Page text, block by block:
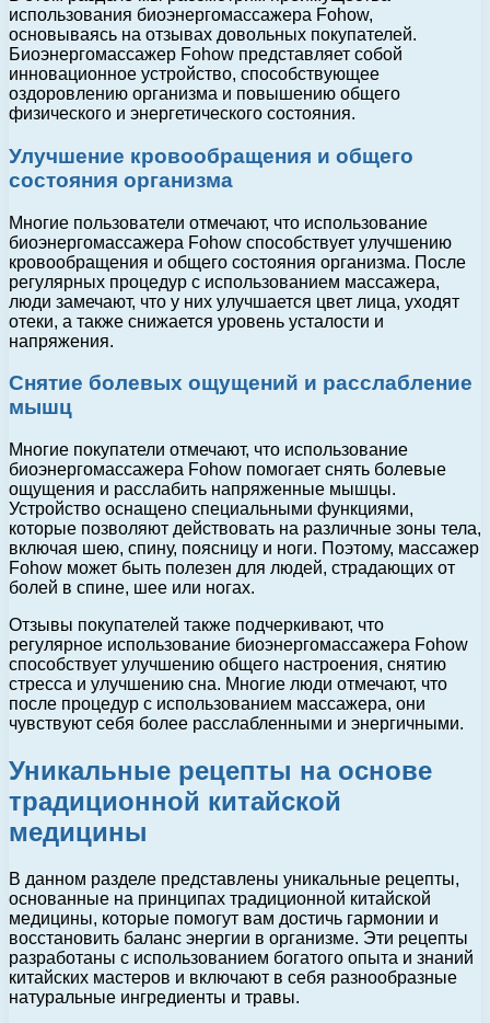
использования биоэнергомассажера Fohow,
основываясь на отзывах довольных покупателей.
Биоэнергомассажер Fohow представляет собой
инновационное устройство, способствующее
оздоровлению организма и повышению общего
физического и энергетического состояния.
Улучшение кровообращения и общего
состояния организма
Многие пользователи отмечают, что использование
биоэнергомассажера Fohow способствует улучшению
кровообращения и общего состояния организма. После
регулярных процедур с использованием массажера,
люди замечают, что у них улучшается цвет лица, уходят
отеки, а также снижается уровень усталости и
напряжения.
Снятие болевых ощущений и расслабление
мышц
Многие покупатели отмечают, что использование
биоэнергомассажера Fohow помогает снять болевые
ощущения и расслабить напряженные мышцы.
Устройство оснащено специальными функциями,
которые позволяют действовать на различные зоны тела,
включая шею, спину, поясницу и ноги. Поэтому, массажер
Fohow может быть полезен для людей, страдающих от
болей в спине, шее или ногах.
Отзывы покупателей также подчеркивают, что
регулярное использование биоэнергомассажера Fohow
способствует улучшению общего настроения, снятию
стресса и улучшению сна. Многие люди отмечают, что
после процедур с использованием массажера, они
чувствуют себя более расслабленными и энергичными.
Уникальные рецепты на основе
традиционной китайской
медицины
В данном разделе представлены уникальные рецепты,
основанные на принципах традиционной китайской
медицины, которые помогут вам достичь гармонии и
восстановить баланс энергии в организме. Эти рецепты
разработаны с использованием богатого опыта и знаний
китайских мастеров и включают в себя разнообразные
натуральные ингредиенты и травы.